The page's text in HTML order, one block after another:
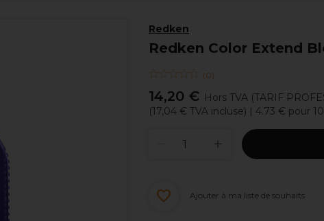
Redken
Redken Color Extend
(0)
14,20 € Hors TVA (TARIF
(17,04 € TVA incluse) | 4.73 € pour
Ajouter à ma liste de souhaits